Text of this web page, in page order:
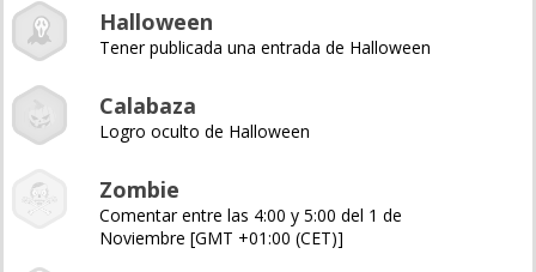
Halloween
Tener publicada una entrada de Halloween
Calabaza
Logro oculto de Halloween
Zombie
Comentar entre las 4:00 y 5:00 del 1 de
Noviembre [GMT +01:00 (CET)]